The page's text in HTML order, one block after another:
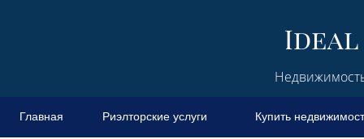
Главная Риэлторские услуги Купить